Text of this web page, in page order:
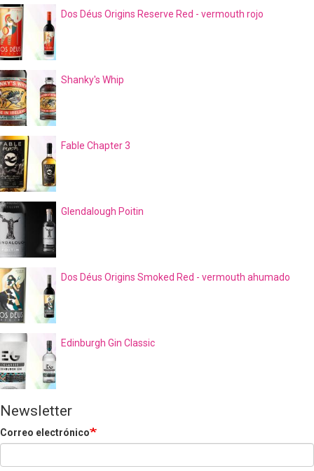
Dos Déus Origins Reserve Red - vermouth rojo
Shanky's Whip
Fable Chapter 3
Glendalough Poitin
Dos Déus Origins Smoked Red - vermouth ahumado
Edinburgh Gin Classic
Newsletter
Correo electrónico